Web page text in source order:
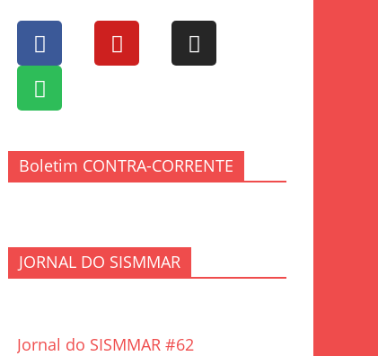
Boletim CONTRA-CORRENTE
JORNAL DO SISMMAR
Jornal do SISMMAR #62